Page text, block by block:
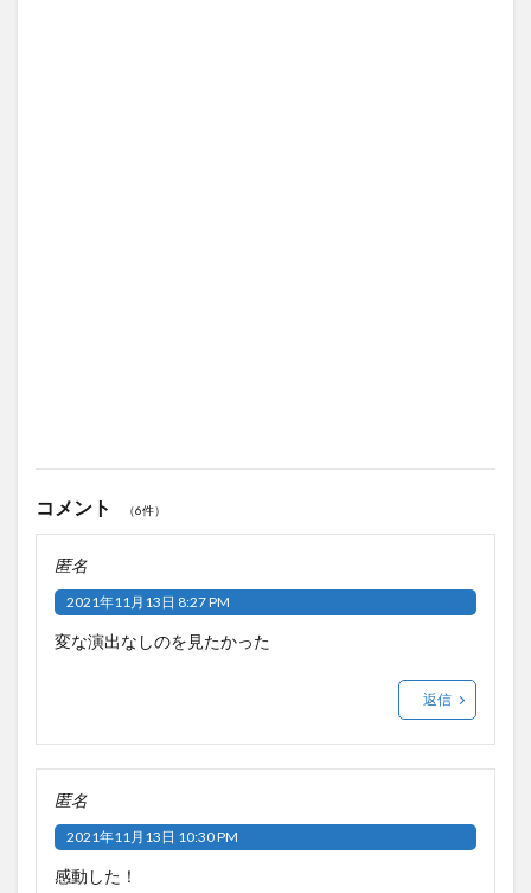
コメント （6件）
匿名
2021年11月13日 8:27 PM
変な演出なしのを見たかった
返信
匿名
2021年11月13日 10:30 PM
感動した！